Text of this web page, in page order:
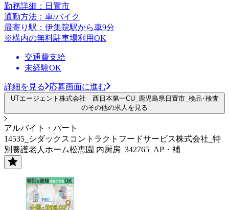
勤務詳細：日置市
通勤方法：車/バイク
最寄り駅：伊集院駅から車9分
※構内の無料駐車場利用OK
交通費支給
未経験OK
詳細を見る 応募画面に進む
UTエージェント株式会社 西日本第一CU_鹿児島県日置市_検品･検査
のその他の求人を見る
アルバイト・パート
14535_シダックスコントラクトフードサービス株式会社_特
別養護老人ホーム松恵園 内厨房_342765_AP・補